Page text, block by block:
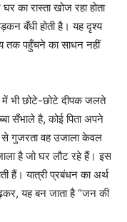
का रास्ता खोज रहा होता
बँधी होती है। यह दृश्य
तक पहुँचने का साधन नहीं
में भी छोटे-छोटे दीपक जलते
सँभाले है, कोई पिता अपने
गुजरता वह उजाला केवल
है जो घर लौट रहे हैं। इस
हैं। यात्री प्रबंधन का अर्थ
यह बन जाता है “जन की